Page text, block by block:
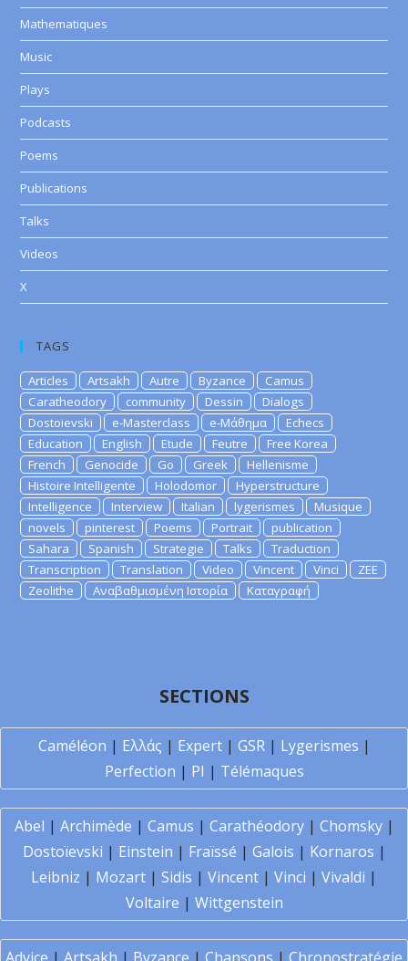
Mathematiques
Music
Plays
Podcasts
Poems
Publications
Talks
Videos
X
TAGS
Articles Artsakh Autre Byzance
Camus
Caratheodory
community Dessin
Dialogs
Dostoievski
e-Masterclass e-Μάθημα
Echecs
Education
English Etude Feutre
Free Korea
French
Genocide Go Greek
Hellenisme
Histoire Intelligente
Holodomor
Hyperstructure
Intelligence
Interview Italian lygerismes
Musique
novels
pinterest Poems Portrait
publication
Sahara
Spanish Strategie Talks
Traduction
Transcription
Translation Video Vincent Vinci
ZEE
Zeolithe
Αναβαθμισμένη Ιστορία Καταγραφή
SECTIONS
Caméléon | Ελλάς | Expert| GSR| Lygerismes |
Perfection | PI | Télémaques
Abel | Archimède | Camus | Carathéodory| Chomsky|
Dostoïevski | Einstein | Fraïssé | Galois | Kornaros |
Leibniz | Mozart | Sidis | Vincent | Vinci | Vivaldi |
Voltaire | Wittgenstein